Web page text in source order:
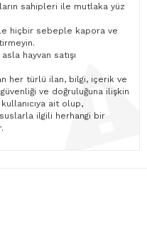
sahipleri ile mutlaka yüz
hiçbir sebeple kapora ve
hayvan satışı
her türlü ilan, bilgi, içerik ve
ve doğruluğuna ilişkin
ait olup,
ilgili herhangi bir